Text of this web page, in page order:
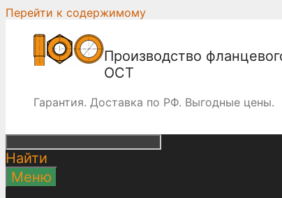
Перейти к содержимому
Производство
ОСТ
Гарантия. Доставка по РФ. Выгодные цены.
Найти
Меню